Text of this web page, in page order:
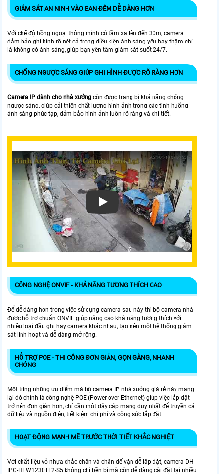
GIÁM SÁT AN NINH VÀO BAN ĐÊM DỄ DÀNG HƠN
Với chế độ hồng ngoại thông minh có tầm xa lên đến 30m, camera
đảm bảo ghi hình rõ nét cả trong điều kiện ánh sáng yếu hay thậm chí
là không có ánh sáng, giúp bạn yên tâm giám sát suốt 24/7.
CHỐNG NGƯỢC SÁNG GIÚP GHI HÌNH ĐƯỢC RÕ RÀNG HƠN
Camera IP dành cho nhà xưởng còn được trang bị khả năng chống
ngược sáng, giúp cải thiện chất lượng hình ảnh trong các tình huống
ánh sáng phức tạp, đảm bảo hình ảnh luôn rõ ràng và chi tiết.
CÔNG NGHỆ ONVIF - KHẢ NĂNG TƯƠNG THÍCH CAO
Để dễ dàng hơn trong việc sử dụng camera sau này thì bộ camera nhà
được hỗ trợ chuẩn ONVIF giúp nâng cao khả năng tương thích với
nhiều loại đầu ghi hay camera khác nhau, tạo nên một hệ thống giám
sát linh hoạt và dễ dàng mở rộng.
HỖ TRỢ POE - THI CÔNG ĐƠN GIẢN, GỌN GÀNG, NHANH
CHÓNG
Một tring những ưu điểm mà bộ camera IP nhà xưởng giá rẻ này mang
lại đó chính là công nghệ POE (Power over Ethernet) giúp việc lắp đặt
trở nên đơn giản hơn, chỉ cần một dây cáp mạng duy nhất để truyền cả
dữ liệu và nguồn điện, tiết kiệm chi phí và công sức lắp đặt.
HOẠT ĐỘNG MẠNH MẼ TRƯỚC THỜI TIẾT KHẮC NGHIỆT
Với chất liệu vỏ nhựa chắc chắn và chân đế vặn dễ lắp đặt, camera DH-
IPC-HFW1230TL2-S5 không chỉ bền bỉ mà còn dễ dàng cài đặt tại nhiều